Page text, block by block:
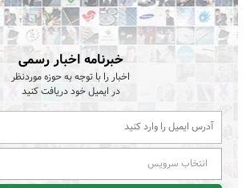
خبرنامه اخبار رسمی
اخبار را با توجه به حوزه موردنظر
در ایمیل خود دریافت کنید
انتخاب سرویس